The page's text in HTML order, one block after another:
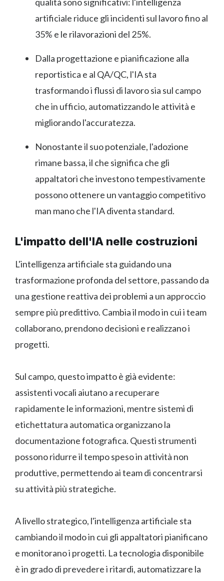
artificiale riduce gli incidenti sul lavoro fino al
35% e le rilavorazioni del 25%.
Dalla progettazione e pianificazione alla
reportistica e al QA/QC, l'IA sta
trasformando i flussi di lavoro sia sul campo
che in ufficio, automatizzando le attività e
migliorando l'accuratezza.
Nonostante il suo potenziale, l'adozione
rimane bassa, il che significa che gli
appaltatori che investono tempestivamente
possono ottenere un vantaggio competitivo
man mano che l'IA diventa standard.
L'impatto dell'IA nelle costruzioni
L'intelligenza artificiale sta guidando una
trasformazione profonda del settore, passando da
una gestione reattiva dei problemi a un approccio
sempre più predittivo. Cambia il modo in cui i team
collaborano, prendono decisioni e realizzano i
progetti.
Sul campo, questo impatto è già evidente:
assistenti vocali aiutano a recuperare
rapidamente le informazioni, mentre sistemi di
etichettatura automatica organizzano la
documentazione fotografica. Questi strumenti
possono ridurre il tempo speso in attività non
produttive, permettendo ai team di concentrarsi
su attività più strategiche.
A livello strategico, l'intelligenza artificiale sta
cambiando il modo in cui gli appaltatori pianificano
e monitorano i progetti. La tecnologia disponibile
è in grado di prevedere i ritardi, automatizzare la